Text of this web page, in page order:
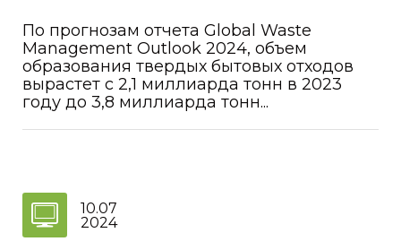
По прогнозам отчета Global Waste
Management Outlook 2024, объем
образования твердых бытовых отходов
вырастет с 2,1 миллиарда тонн в 2023
году до 3,8 миллиарда тонн...
10.07
2024